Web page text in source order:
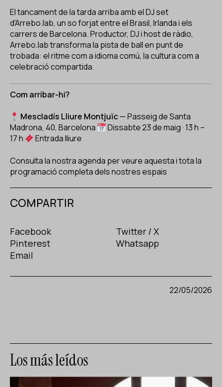
El tancament de la tarda arriba amb el DJ set
d'Arrebo.lab, un so forjat entre el Brasil, Irlanda i els
carrers de Barcelona. Productor, DJ i host de ràdio,
Arrebo.lab transforma la pista de ball en punt de
trobada: el ritme com a idioma comú, la cultura com a
celebració compartida.
Com arribar-hi?
Mescladís Lliure Montjuïc— Passeig de Santa
Madrona, 40, Barcelona
Dissabte 23 de maig · 13 h –
17 h
Entrada lliure
Consulta la nostra agenda per veure aquesta i tota la
programació completa dels nostres espais
COMPARTIR
Facebook
Twitter / X
Pinterest
Whatsapp
Email
22/05/2026
Los más leídos